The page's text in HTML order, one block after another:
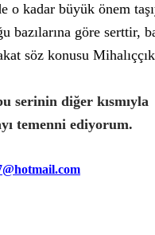
o kadar büyük önem
bazılarına göre serttir,
söz konusu
serinin diğer kısmıyla
temenni ediyorum.